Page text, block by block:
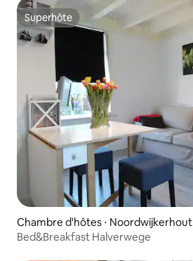
Superhôte
Superhôte
Chambre d'hôtes ⋅ Noordwijkerhout
Bed&Breakfast Halverwege